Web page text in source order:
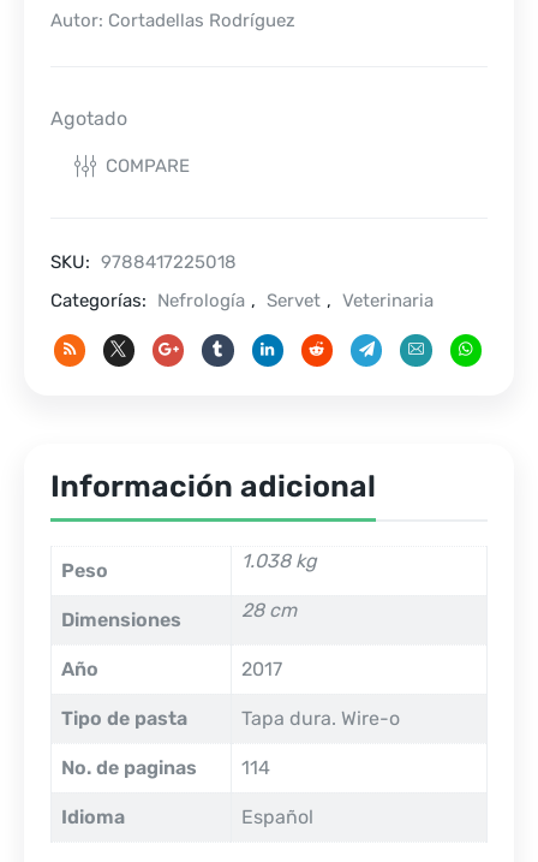
Autor: Cortadellas Rodríguez
Agotado
COMPARE
SKU: 9788417225018
Categorías:
Nefrología , Servet , Veterinaria
Información adicional
Peso 1.038 kg
Dimensiones 28 cm
Año 2017
Tipo de pasta Tapa dura. Wire-o
No. de paginas 114
Idioma Español